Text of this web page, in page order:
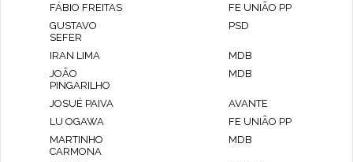
FÁBIO FREITAS
FE UNIÃO PP
GUSTAVO
SEFER
PSD
IRAN LIMA
MDB
JOÃO
PINGARILHO
MDB
JOSUÉ PAIVA
AVANTE
LU OGAWA
FE UNIÃO PP
MARTINHO
CARMONA
MDB